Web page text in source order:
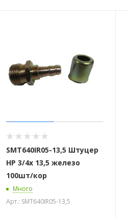
SMT640IR05-13,5 Штуцер
НР 3/4х 13,5 железо
100шт/кор
Много
Арт.: SMT640IR05-13,5